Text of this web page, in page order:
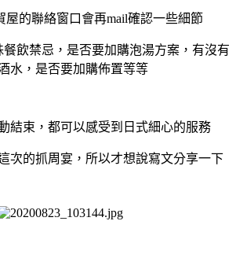
屋的聯絡窗口會再mail確認一些細節
飲禁忌，是否要加購泡湯方案，有沒有
水，是否要加購佈置等等
結束，都可以感受到日式細心的服務
次的抓周宴，所以才想說寫文分享一下